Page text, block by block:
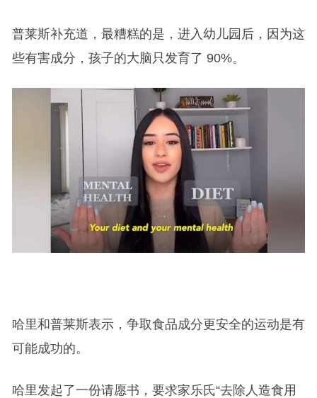
普莱斯补充道，最糟糕的是，进入幼儿园后，因为这
些有害成分，孩子的大脑只发育了 90%。
哈里和普莱斯表示，争取食品成分更安全的运动是有
可能成功的。
哈里发起了一份请愿书，要求家乐氏“去除人造食用